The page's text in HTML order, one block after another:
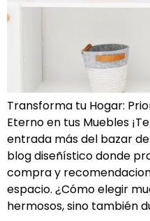
Transforma tu Hogar:
Eterno en tus Muebles
entrada más del bazar
blog diseñístico donde
compra y
espacio. ¿Cómo elegir
hermosos, sino también